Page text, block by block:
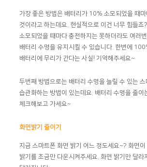
가장 좋은 방법은 배터리가 10% 소모되었을 때마
것이라고 하는데요. 현실적으로 이건 너무 힘들
소모되었을 때마다 충전하지는 못하더라도 여러
배터리 수명을 유지시킬 수 있습니다. 한번에
배터리에 무리가 간다는 사실! 기억해주세요~
두번째 방법으로는 배터리 수명을 늘릴 수 있는
습관화하는 방법이 있는데요. 배터리 수명을 줄이
체크해보고 가세요~
화면밝기 줄이기
지금 스마트폰 화면 밝기 어느 정도세요~? 화면
밝기를 조금만 다운시켜주세요. 화면 밝기만 달라